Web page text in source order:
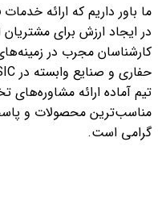
ما باور داریم که ارائه
در ایجاد ارزش برای
کارشناسان مجرب در
تیم آماده ارائه
مناسب‌ترین محصولات و
گرامی است.